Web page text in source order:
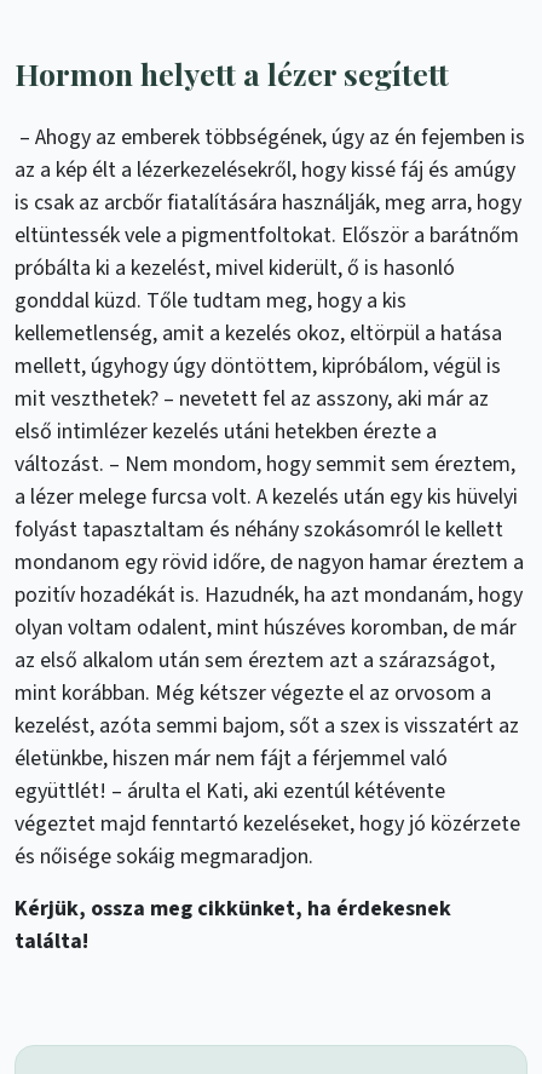
Hormon helyett a lézer segített
– Ahogy az emberek többségének, úgy az én fejemben is
az a kép élt a lézerkezelésekről, hogy kissé fáj és amúgy
is csak az arcbőr fiatalítására használják, meg arra, hogy
eltüntessék vele a pigmentfoltokat. Először a barátnőm
próbálta ki a kezelést, mivel kiderült, ő is hasonló
gonddal küzd. Tőle tudtam meg, hogy a kis
kellemetlenség, amit a kezelés okoz, eltörpül a hatása
mellett, úgyhogy úgy döntöttem, kipróbálom, végül is
mit veszthetek? – nevetett fel az asszony, aki már az
első intimlézer kezelés utáni hetekben érezte a
változást. – Nem mondom, hogy semmit sem éreztem,
a lézer melege furcsa volt. A kezelés után egy kis hüvelyi
folyást tapasztaltam és néhány szokásomról le kellett
mondanom egy rövid időre, de nagyon hamar éreztem a
pozitív hozadékát is. Hazudnék, ha azt mondanám, hogy
olyan voltam odalent, mint húszéves koromban, de már
az első alkalom után sem éreztem azt a szárazságot,
mint korábban. Még kétszer végezte el az orvosom a
kezelést, azóta semmi bajom, sőt a szex is visszatért az
életünkbe, hiszen már nem fájt a férjemmel való
együttlét! – árulta el Kati, aki ezentúl kétévente
végeztet majd fenntartó kezeléseket, hogy jó közérzete
és nőisége sokáig megmaradjon.
Kérjük, ossza meg cikkünket, ha érdekesnek
találta!